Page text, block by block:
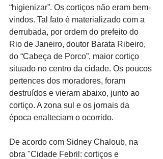
“higienizar”. Os cortiços não eram bem-
vindos. Tal fato é materializado com a
derrubada, por ordem do prefeito do
Rio de Janeiro, doutor Barata Ribeiro,
do “Cabeça de Porco”, maior cortiço
situado no centro da cidade. Os poucos
pertences dos moradores, foram
destruídos e vieram abaixo, junto ao
cortiço. A zona sul e os jornais da
época enalteciam o ocorrido.
De acordo com Sidney Chaloub, na
obra "Cidade Febril: cortiços e